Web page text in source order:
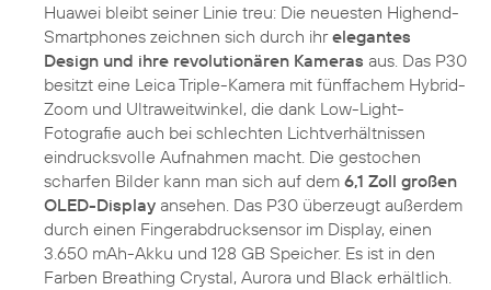
Huawei bleibt seiner Linie treu: Die neuesten Highend-
Smartphones zeichnen sich durch ihrelegantes
Design und ihre revolutionären Kameras aus. Das P30
besitzt eine Leica Triple-Kamera mit fünffachem Hybrid-
Zoom und Ultraweitwinkel, die dank Low-Light-
Fotografie auch bei schlechten Lichtverhältnissen
eindrucksvolle Aufnahmen macht. Die gestochen
scharfen Bilder kann man sich auf dem 6,1 Zoll großen
OLED-Display ansehen. Das P30 überzeugt außerdem
durch einen Fingerabdrucksensor im Display, einen
3.650 mAh-Akku und 128 GB Speicher. Es ist in den
Farben Breathing Crystal, Aurora und Black erhältlich.